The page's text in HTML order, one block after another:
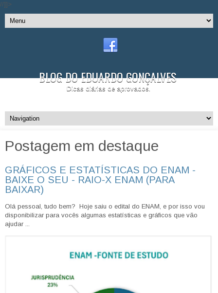
//]]>
BLOG DO EDUARDO GONÇALVES
Dicas diárias de aprovados.
Postagem em destaque
GRÁFICOS E ESTATÍSTICAS DO ENAM -
BAIXE O SEU - RAIO-X ENAM (PARA
BAIXAR)
Olá pessoal, tudo bem? Hoje saiu o edital do ENAM, e por isso vou
disponibilizar para vocês algumas estatísticas e gráficos que vão
ajudar ...